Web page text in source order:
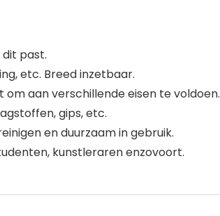
past.
etc. Breed inzetbaar.
aan verschillende eisen te voldoen.
gips, etc.
en duurzaam in gebruik.
kunstleraren enzovoort.